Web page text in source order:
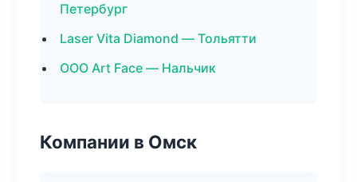
Петербург
Laser Vita Diamond — Тольятти
ООО Art Face — Нальчик
Компании в Омск